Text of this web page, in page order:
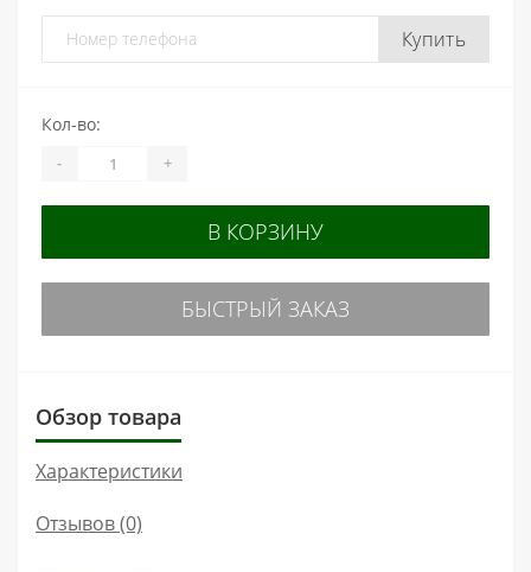
Купить
Кол-во:
- +
В КОРЗИНУ
БЫСТРЫЙ ЗАКАЗ
Обзор товара
Характеристики
Отзывов (0)